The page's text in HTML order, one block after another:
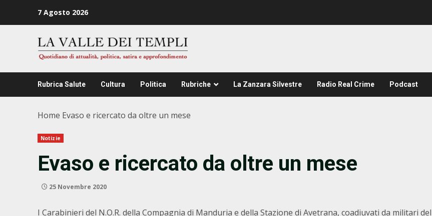
7 Agosto 2026
Rubrica Salute Cultura Politica Rubriche La Zanzara Silvestre Radio Real Crime Podcast
Home Evaso e ricercato da oltre un mese
Notizie
Evaso e ricercato da oltre un mese
25 Novembre 2020
I Carabinieri del N.O.R. della Compagnia di Manduria e della Stazione di Avetrana, coadiuvati da militari